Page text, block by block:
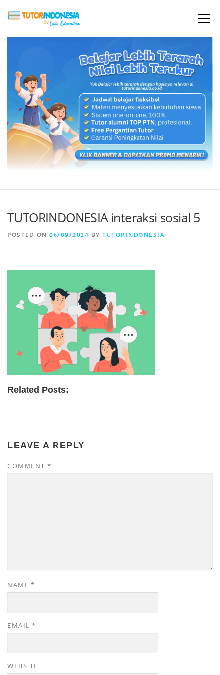
Menu
ABOUT US JADI PENGAJAR
BIAYA LES TESTIMONI PROFIL ALUMNI
BLOG DAFTAR SEKOLAH
TUTORINDONESIA interaksi sosial 5
POSTED ON 06/09/2024 BY TUTORINDONESIA
Related Posts:
LEAVE A REPLY
COMMENT *
NAME *
EMAIL *
WEBSITE